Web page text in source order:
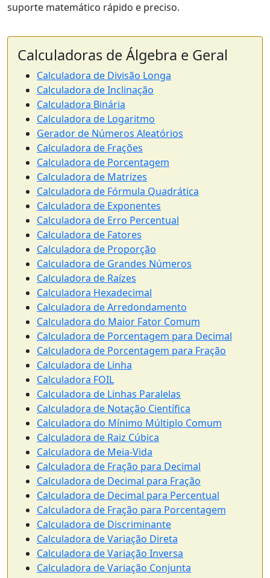
suporte matemático rápido e preciso.
Calculadoras de Álgebra e Geral
Calculadora de Divisão Longa
Calculadora de Inclinação
Calculadora Binária
Calculadora de Logaritmo
Gerador de Números Aleatórios
Calculadora de Frações
Calculadora de Porcentagem
Calculadora de Matrizes
Calculadora de Fórmula Quadrática
Calculadora de Exponentes
Calculadora de Erro Percentual
Calculadora de Fatores
Calculadora de Proporção
Calculadora de Grandes Números
Calculadora de Raízes
Calculadora Hexadecimal
Calculadora de Arredondamento
Calculadora do Maior Fator Comum
Calculadora de Porcentagem para Decimal
Calculadora de Porcentagem para Fração
Calculadora de Linha
Calculadora FOIL
Calculadora de Linhas Paralelas
Calculadora de Notação Científica
Calculadora do Mínimo Múltiplo Comum
Calculadora de Raiz Cúbica
Calculadora de Meia-Vida
Calculadora de Fração para Decimal
Calculadora de Decimal para Fração
Calculadora de Decimal para Percentual
Calculadora de Fração para Porcentagem
Calculadora de Discriminante
Calculadora de Variação Direta
Calculadora de Variação Inversa
Calculadora de Variação Conjunta